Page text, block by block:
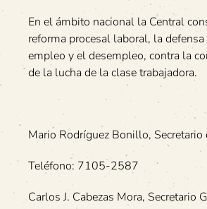
En el ámbito nacional la Central
reforma procesal laboral, la
empleo y el desempleo, contra la
de la lucha de la clase trabajadora.
Mario Rodríguez Bonillo, Secretario
Teléfono: 7105-2587
Carlos J. Cabezas Mora, Secretario